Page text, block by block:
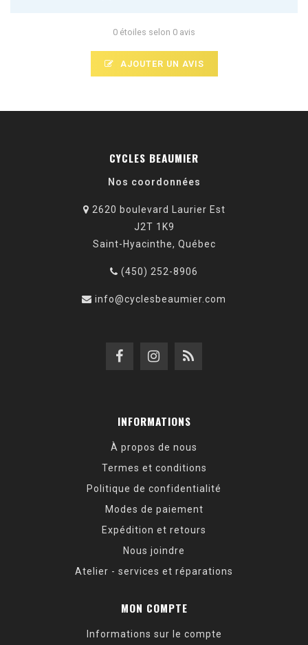
0 étoiles selon 0 avis
AJOUTER UN AVIS
CYCLES BEAUMIER
Nos coordonnées
2620 boulevard Laurier Est
J2T 1K9
Saint-Hyacinthe, Québec
(450) 252-8906
info@cyclesbeaumier.com
INFORMATIONS
À propos de nous
Termes et conditions
Politique de confidentialité
Modes de paiement
Expédition et retours
Nous joindre
Atelier - services et réparations
MON COMPTE
Informations sur le compte